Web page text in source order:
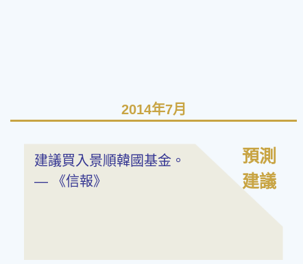
2014年7月
建議買入景順韓國基金。
— 《信報》
預測
建議